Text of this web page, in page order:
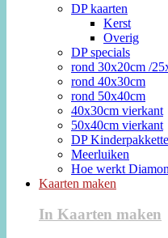
DP kaarten
Kerst
Overig
DP specials
rond 30x20cm /
rond 40x30cm
rond 50x40cm
40x30cm vierkant
50x40cm vierkant
DP
Meerluiken
Hoe werkt
Kaarten maken
In Kaarten maken